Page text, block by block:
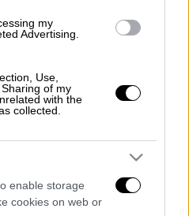
my
Advertising.
Use,
of my
with the
collected.
enable storage
cookies on web or06/08/2026